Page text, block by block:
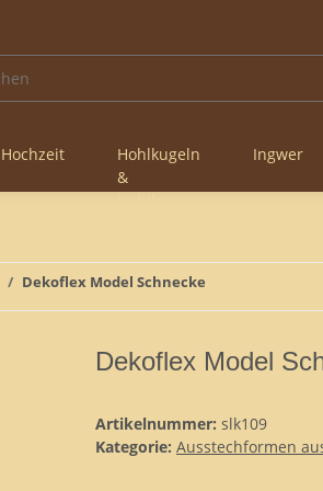
Hochzeit
Hohlkugeln
&
Ingwer
Dekoflex Model Schnecke
Dekoflex Model
Artikelnummer: slk109
Kategorie: Ausstechformen